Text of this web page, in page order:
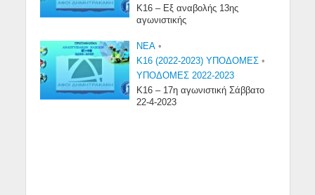
Κ16 – Εξ αναβολής 13ης
αγωνιστικής
NEA •
Κ16 (2022-2023) ΥΠΟΔΟΜΕΣ •
ΥΠΟΔΟΜΕΣ 2022-2023
Κ16 – 17η αγωνιστική Σάββατο
22-4-2023